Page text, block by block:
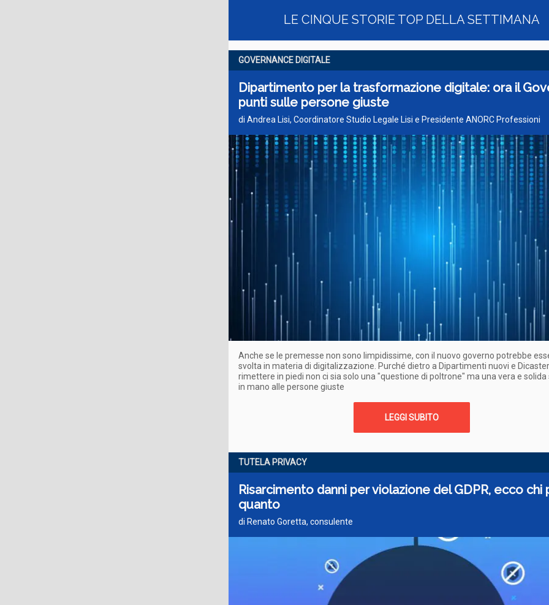
LE CINQUE STORIE TOP DELLA SETTIMANA
GOVERNANCE DIGITALE
Dipartimento per la trasformazione digitale: ora il
punti sulle persone giuste
di Andrea Lisi, Coordinatore Studio Legale Lisi e Presidente ANORC Professioni
Anche se le premesse non sono limpidissime, con il nuovo governo potrebbe
svolta in materia di digitalizzazione. Purché dietro a Dipartimenti nuovi e
rimettere in piedi non ci sia solo una "questione di poltrone" ma una vera e
in mano alle persone giuste
LEGGI SUBITO
TUTELA PRIVACY
Risarcimento danni per violazione del GDPR, ecco chi
quanto
di Renato Goretta, consulente